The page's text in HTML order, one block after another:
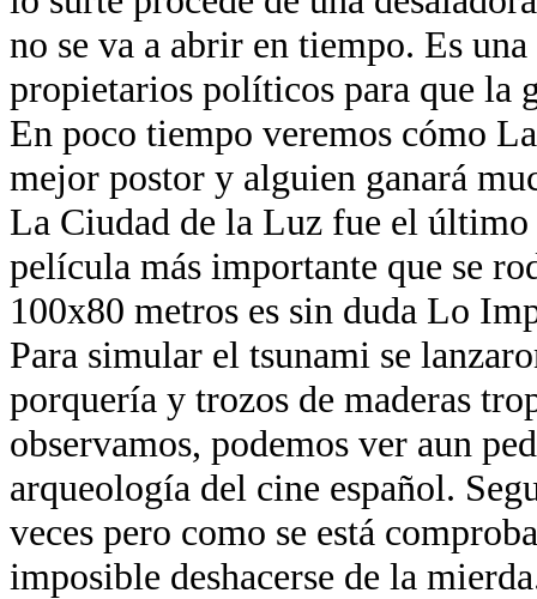
no se va a abrir en tiempo. Es
propietarios políticos para que la
En poco tiempo veremos cómo
mejor postor y alguien ganará
La Ciudad de la Luz fue el
película más importante que se
100x80 metros es sin duda Lo
Para simular el tsunami se
porquería y trozos de maderas
observamos, podemos ver aun
arqueología del cine español.
veces pero como se está
imposible deshacerse de la